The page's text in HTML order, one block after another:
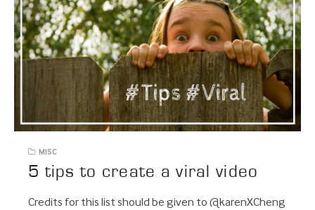
MISC
5 tips to create a viral video
Credits for this list should be given to @karenXCheng